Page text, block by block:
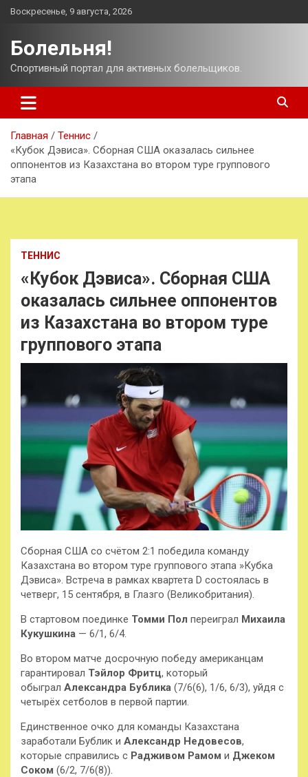
Перейти
Воскресенье, 9 августа, 2026
Болельня!
Спортивный портал для активных болельщиков.
Главная
Теннис
«Кубок Дэвиса». Сборная США оказалась сильнее
оппонентов из Казахстана во втором туре группового
этапа
ТЕННИС
«Кубок Дэвиса». Сборная США
оказалась сильнее оппонентов
из Казахстана во втором туре
группового этапа
Сборная США со счётом 2:1 победила команду
Казахстана во втором туре группового этапа »Кубка
Дэвиса» . Встреча в рамках квартета D состоялась в
четверг, 15 сентября, в Глазго (Великобритания).
В стартовом поединке Томми Пол переиграл Михаила
Кукушкина — 6/1, 6/4.
Во втором матче досрочную победу американцам
гарантировал Тэйлор Фритц, который
обыграл Александра Бублика (7/6(6), 1/6, 6/3), уйдя с
четырёх сетболов в первой партии.
Единственное очко для команды Казахстана
заработали Бублик и Александр Недовесов,
которые справились с Радживом Рамом и Джеком
Соком (6/2, 7/6(8)).